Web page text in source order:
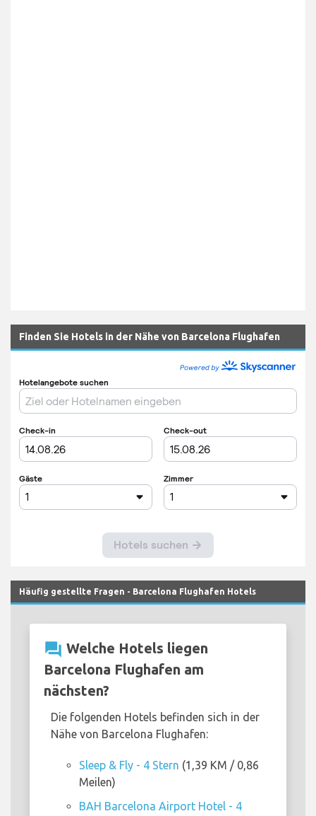
Finden Sie Hotels in der Nähe von Barcelona Flughafen
Häufig gestellte Fragen - Barcelona Flughafen Hotels
question_answer Welche Hotels liegen
Barcelona Flughafen am
nächsten?
Die folgenden Hotels befinden sich in der
Nähe von Barcelona Flughafen:
Sleep & Fly - 4 Stern (1,39 KM / 0,86
Meilen)
BAH Barcelona Airport Hotel - 4